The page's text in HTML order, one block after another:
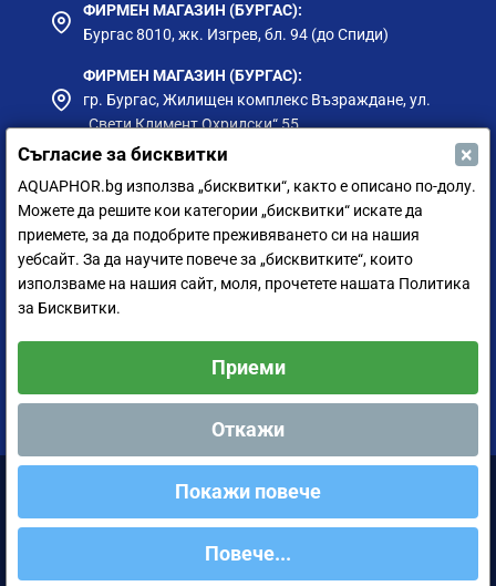
ФИРМЕН МАГАЗИН (БУРГАС):
Бургас 8010, жк. Изгрев, бл. 94 (до Спиди)
ФИРМЕН МАГАЗИН (БУРГАС):
гр. Бургас, Жилищен комплекс Възраждане, ул.
„Свети Климент Охридски“ 55
ФИРМЕН МАГАЗИН (ПЛОВДИВ):
Пловдив 4023, жк Тракия 45А, кв. Захари Зограф
- А11
ФИРМЕН МАГАЗИН (РУСЕ):
гр. Русе, ул. Борисова 73, до Приста Ойл
гр. Силистра, ул. Петър Мутафчиев 75
Аквафор България ООД © 2011-2024 Всички права запазени.
Съгласие за бисквитки ×
AQUAPHOR.bg използва „бисквитки“, както е описано по-долу.
Можете да решите кои категории „бисквитки“ искате да
приемете, за да подобрите преживяването си на нашия
уебсайт. За да научите повече за „бисквитките“, които
използваме на нашия сайт, моля, прочетете нашата Политика
за Бисквитки.
Приеми
Откажи
Покажи повече
Повече...